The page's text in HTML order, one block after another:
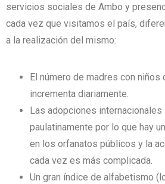
servicios sociales de Ambo y
cada vez que visitamos el país,
a la realización del mismo:
El número de madres con niños
incrementa diariamente.
Las adopciones internacionales
paulatinamente por lo que hay
en los orfanatos públicos y la
cada vez es más complicada.
Un gran índice de alfabetismo